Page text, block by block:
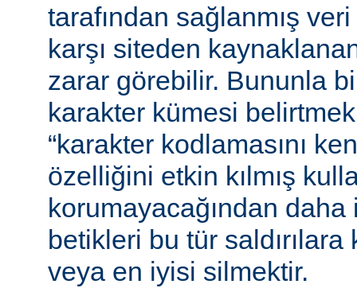
tarafından sağlanmış
karşı siteden
zarar görebilir. Bununla
karakter kümesi
“karakter kodlamasını
özelliğini etkin kılmış
korumayacağından
betikleri bu tür saldırılara
veya en iyisi silmektir.